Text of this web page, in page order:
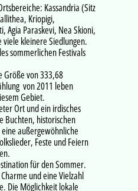
Kassandria (Sitz
Kriopigi,
Agia Paraskevi, Nea Skioni,
kleinere Siedlungen.
sommerlichen Festivals
Größe von 333,68
von 2011 leben
Gebiet.
Ort und ein irdisches
Buchten, historischen
außergewöhnliche
Feste und Feiern
für den Sommer.
und eine Vielzahl
Die Möglichkeit lokale